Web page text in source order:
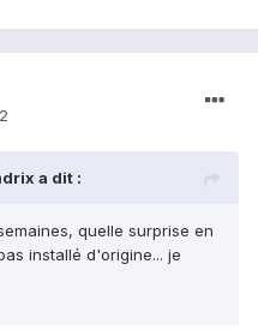
a dit :
quelle surprise en
installé d'origine... je